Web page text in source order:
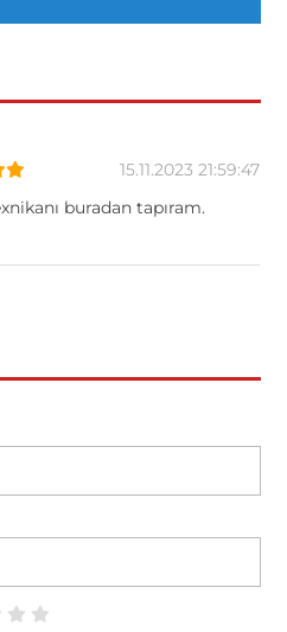
15.11.2023 21:59:47
buradan tapıram.